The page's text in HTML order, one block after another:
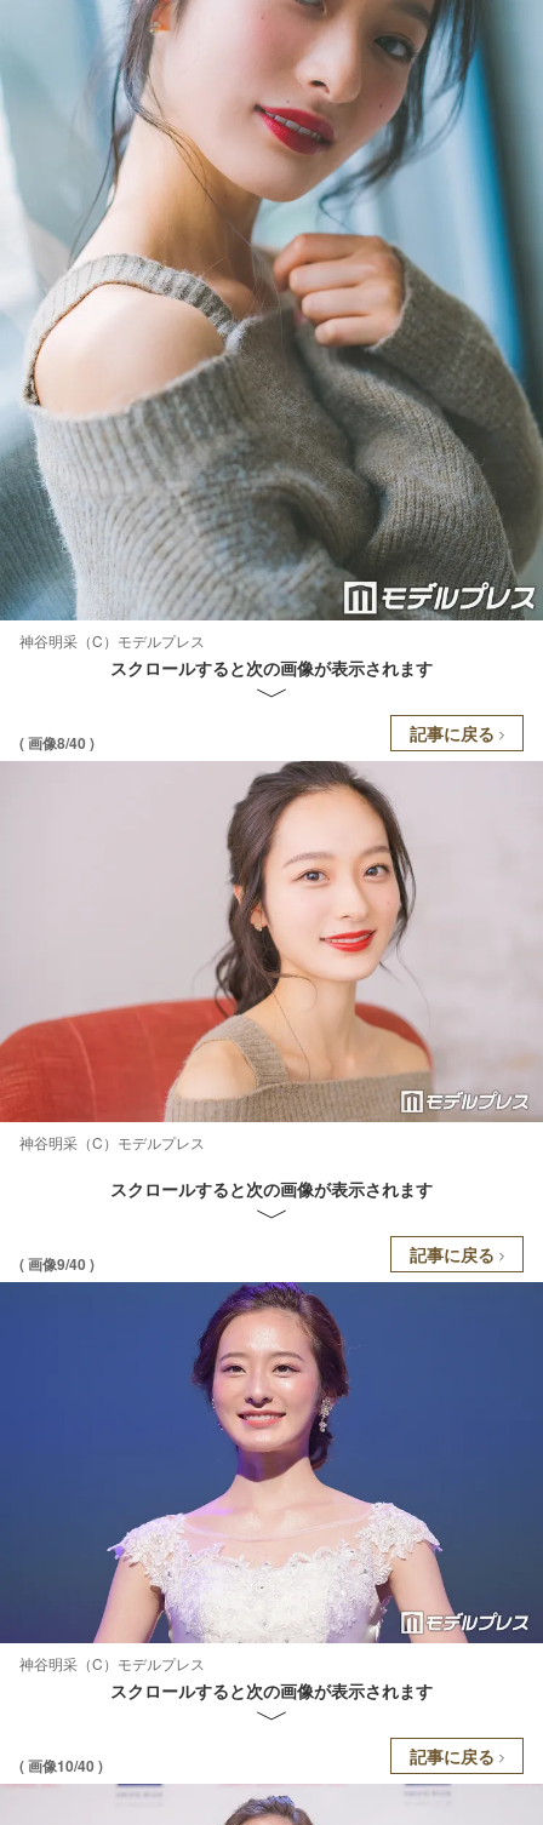
神谷明采（C）モデルプレス
スクロールすると次の画像が表示されます
( 画像8/40 ) 記事に戻る
神谷明采（C）モデルプレス
スクロールすると次の画像が表示されます
( 画像9/40 ) 記事に戻る
神谷明采（C）モデルプレス
スクロールすると次の画像が表示されます
( 画像10/40 ) 記事に戻る